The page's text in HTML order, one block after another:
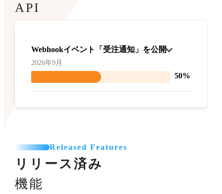
API
Webhookイベント「受注通知」を公開
2026年9月
50%
Released Features
リリース済み
機能